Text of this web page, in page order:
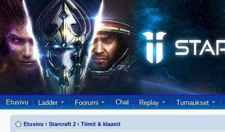
Etusivu Ladder Foorumi Chat Replay Turnaukset
Etusivu ‹ Starcraft 2 ‹ Tiimit & klaanit